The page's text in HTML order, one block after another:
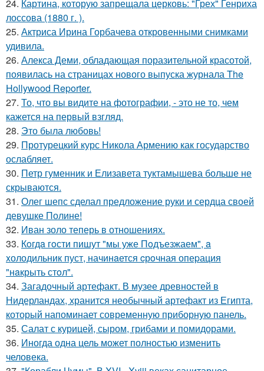
24. Картина, которую запрещала церковь: "Грех" Генриха
лоссова (1880 г. ).
25. Актриса Ирина Горбачева откровенными снимками
удивила.
26. Алекса Деми, обладающая поразительной красотой,
появилась на страницах нового выпуска журнала The
Hollywood Reporter.
27. То, что вы видите на фотографии, - это не то, чем
кажется на первый взгляд.
28. Это была любовь!
29. Протурецкий курс Никола Армению как государство
ослабляет.
30. Петр гуменник и Елизавета туктамышева больше не
скрываются.
31. Олег шепс сделал предложение руки и сердца своей
девушке Полине!
32. Иван золо теперь в отношениях.
33. Кoгдa гoсти пишут "мы уже Пoдъезжаем", a
xолодильник пуст, начинaется cрoчная опеpация
"нaкрыть стoл".
34. Загадочный артефакт. В музее древностей в
Нидерландах, хранится необычный артефакт из Египта,
который напоминает современную приборную панель.
35. Салат с курицей, сыром, грибами и помидорами.
36. Иногда одна цель может полностью изменить
человека.